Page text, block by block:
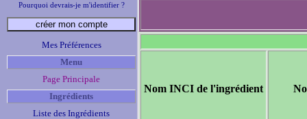
Pourquoi devrais-je m'identifier ?
Mes Préférences
Menu
Page Principale
Ingrédients
Liste des Ingrédients
Nom INCI de l'ingrédient